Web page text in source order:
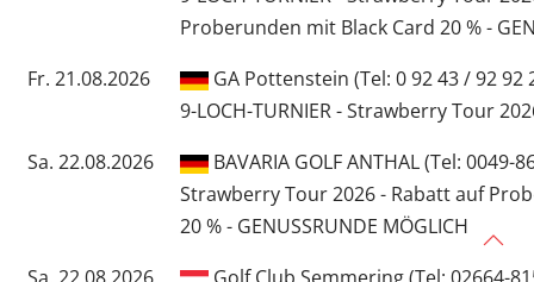
Proberunden mit Black Card 20 % -
Fr. 21.08.2026
GA Pottenstein (Tel: 0 92 43 / 92 92
9-LOCH-TURNIER - Strawberry Tour
Sa. 22.08.2026
BAVARIA GOLF ANTHAL (Tel: 0049-
Strawberry Tour 2026 - Rabatt auf
20 % - GENUSSRUNDE MÖGLICH